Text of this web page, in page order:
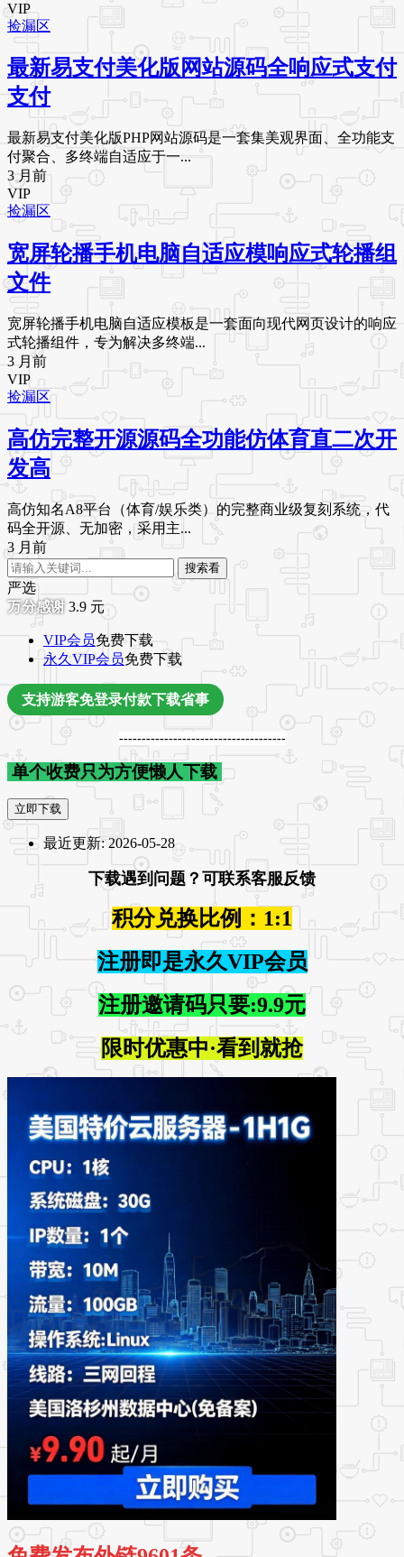
VIP
捡漏区
最新易支付美化版网站源码全响应式支付
支付
最新易支付美化版PHP网站源码是一套集美观界面、全功能支
付聚合、多终端自适应于一...
3 月前
VIP
捡漏区
宽屏轮播手机电脑自适应模响应式轮播组
文件
宽屏轮播手机电脑自适应模板是一套面向现代网页设计的响应
式轮播组件，专为解决多终端...
3 月前
VIP
捡漏区
高仿完整开源源码全功能仿体育直二次开
发高
高仿知名A8平台（体育/娱乐类）的完整商业级复刻系统，代
码全开源、无加密，采用主...
3 月前
搜索看
严选
3.9 元
VIP会员免费下载
永久VIP会员免费下载
支持游客免登录付款下载省事
-------------------------------------
单个收费只为方便懒人下载
立即下载
最近更新:2026-05-28
下载遇到问题？可联系客服反馈
积分兑换比例：1:1
注册即是永久VIP会员
注册邀请码只要:9.9元
限时优惠中·看到就抢